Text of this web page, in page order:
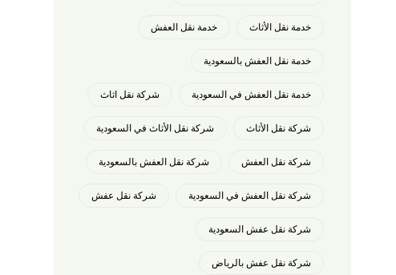
خدمة نقل الأثاث خدمة نقل العفش
خدمة نقل العفش بالسعودية
خدمة نقل العفش في السعودية شركة نقل اثاث
شركة نقل الأثاث شركة نقل الأثاث في السعودية
شركة نقل العفش شركة نقل العفش بالسعودية
شركة نقل العفش في السعودية شركة نقل عفش
شركة نقل عفش السعودية
شركة نقل عفش بالرياض